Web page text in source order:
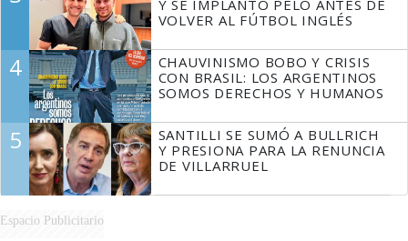
Y SE IMPLANTÓ PELO ANTES DE
VOLVER AL FÚTBOL INGLÉS
4
CHAUVINISMO BOBO Y CRISIS
CON BRASIL: LOS ARGENTINOS
SOMOS DERECHOS Y HUMANOS
5
SANTILLI SE SUMÓ A BULLRICH
Y PRESIONA PARA LA RENUNCIA
DE VILLARRUEL
Espacio Publicitario